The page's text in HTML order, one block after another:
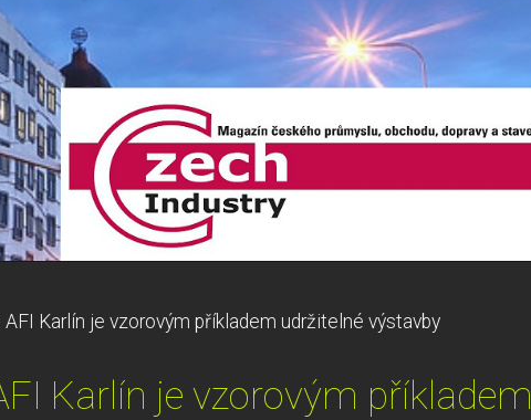
Karlín je vzorovým příkladem udržitelné výstavby
Karlín je vzorovým příkladem